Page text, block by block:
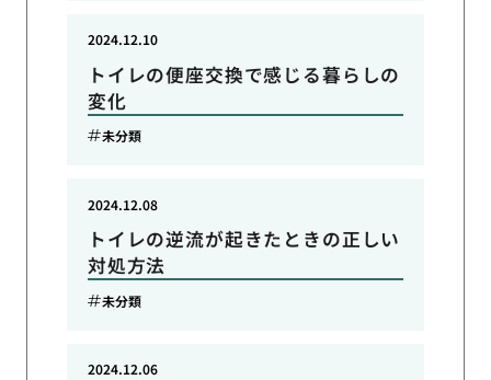
トイレの便座交換で感じる暮らしの
変化
2024.12.10
未分類
トイレの逆流が起きたときの正しい
対処方法
2024.12.08
未分類
2024.12.06